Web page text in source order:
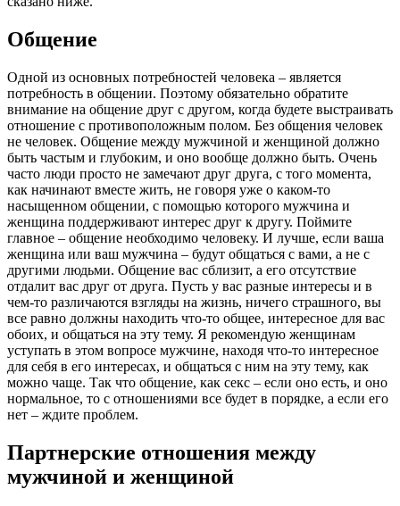
Общение
Одной из основных потребностей человека – является
потребность в общении. Поэтому обязательно обратите
внимание на общение друг с другом, когда будете выстраивать
отношение с противоположным полом. Без общения человек
не человек. Общение между мужчиной и женщиной должно
быть частым и глубоким, и оно вообще должно быть. Очень
часто люди просто не замечают друг друга, с того момента,
как начинают вместе жить, не говоря уже о каком-то
насыщенном общении, с помощью которого мужчина и
женщина поддерживают интерес друг к другу. Поймите
главное – общение необходимо человеку. И лучше, если ваша
женщина или ваш мужчина – будут общаться с вами, а не с
другими людьми. Общение вас сблизит, а его отсутствие
отдалит вас друг от друга. Пусть у вас разные интересы и в
чем-то различаются взгляды на жизнь, ничего страшного, вы
все равно должны находить что-то общее, интересное для вас
обоих, и общаться на эту тему. Я рекомендую женщинам
уступать в этом вопросе мужчине, находя что-то интересное
для себя в его интересах, и общаться с ним на эту тему, как
можно чаще. Так что общение, как секс – если оно есть, и оно
нормальное, то с отношениями все будет в порядке, а если его
нет – ждите проблем.
Партнерские отношения между
мужчиной и женщиной